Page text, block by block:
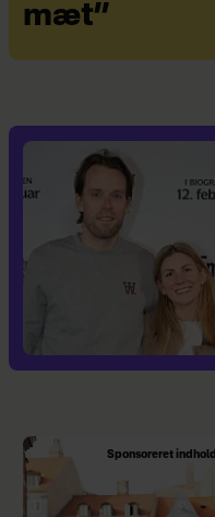
mæt”
Sponsoreret indhold